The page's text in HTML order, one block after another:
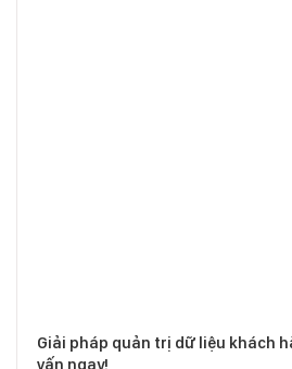
Giải pháp quản trị dữ liệu khách
vấn ngay!